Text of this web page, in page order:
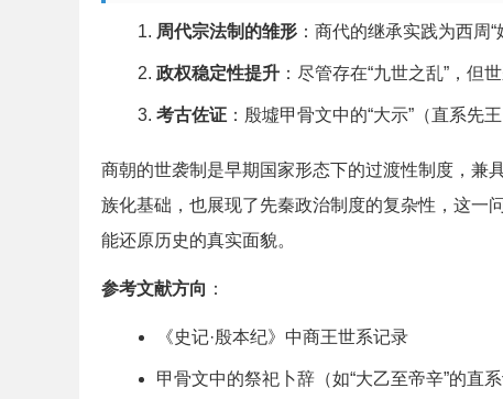
周代宗法制的雏形 ：商代的继承实践为西周
政权稳定性提升 ：尽管存在“九世之乱”，但
考古佐证 ：殷墟甲骨文中的“大示”（直系先
商朝的世袭制是早期国家形态下的过渡性制度，兼
族化基础，也展现了先秦政治制度的复杂性，这一
能还原历史的真实面貌。
参考文献方向 ：
《史记·殷本纪》中商王世系记录
甲骨文中的祭祀卜辞（如“大乙至帝辛”的直系